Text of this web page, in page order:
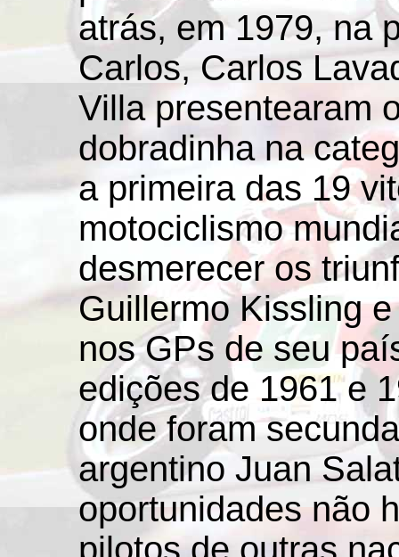
atrás, em 1979, na
Carlos, Carlos
Villa presentearam
dobradinha na
a primeira das 19
motociclismo
desmerecer os
Guillermo Kissling
nos GPs de seu
edições de 1961 e
onde foram
argentino Juan
oportunidades não
pilotos de outras